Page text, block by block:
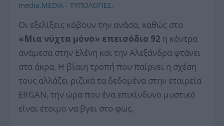
media,MEDIA - ΤΥΠΟΛΟΓΙΕΣ,
Οι εξελίξεις κόβουν την ανάσα, καθώς στο
«Μια νύχτα μόνο» επεισόδιο 92 η κόντρα
ανάμεσα στην Ελένη και την Αλεξάνδρα φτάνει
στα άκρα. Η βίαιη τροπή που παίρνει η σχέση
τους αλλάζει ριζικά τα δεδομένα στην εταιρεία
ERGAN, την ώρα που ένα επικίνδυνο μυστικό
είναι έτοιμο να βγει στο φως.